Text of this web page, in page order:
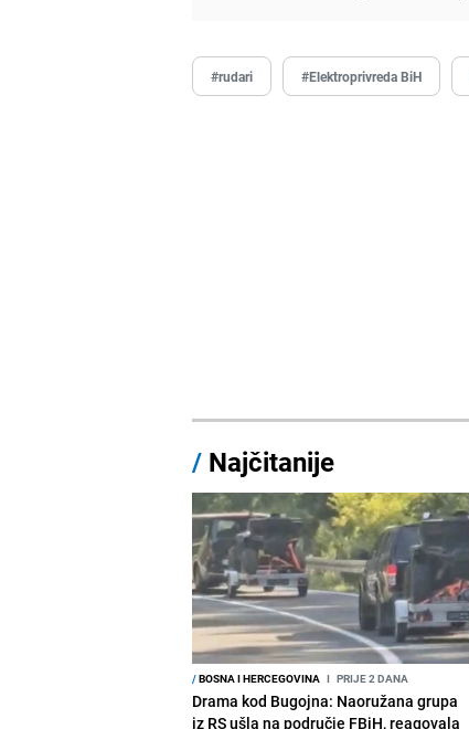
#rudari #Elektroprivreda BiH
/ Najčitanije
/BOSNA I HERCEGOVINA I PRIJE 2 DANA
Drama kod Bugojna: Naoružana grupa
iz RS ušla na područje FBiH, reagovala